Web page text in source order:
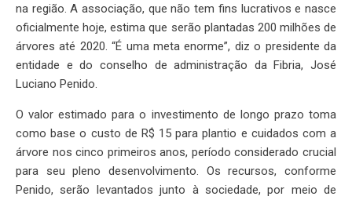
na região. A associação, que não tem fins lucrativos e nasce
oficialmente hoje, estima que serão plantadas 200 milhões de
árvores até 2020. “É uma meta enorme”, diz o presidente da
entidade e do conselho de administração da Fibria, José
Luciano Penido.
O valor estimado para o investimento de longo prazo toma
como base o custo de R$ 15 para plantio e cuidados com a
árvore nos cinco primeiros anos, período considerado crucial
para seu pleno desenvolvimento. Os recursos, conforme
Penido, serão levantados junto à sociedade, por meio de